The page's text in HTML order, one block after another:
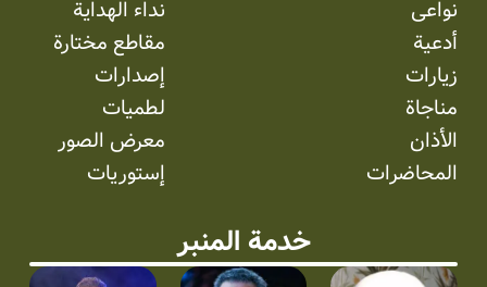
نواعی
أدعية
زيارات
مناجاة
الأذان
المحاضرات
نداء الهداية
مقاطع مختارة
إصدارات
لطميات
معرض الصور
إستوریات
خدمة المنبر